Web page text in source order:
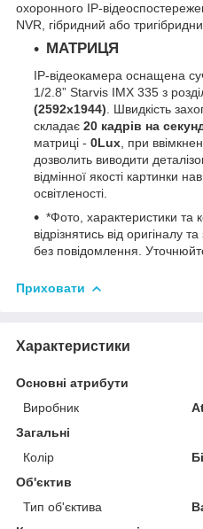
охоронного IP-
NVR, гібридний або
МАТРИЦЯ
IP-відеокамера оснащена
1/2.8” Starvis IMX 335 з
(2592x1944) . Швидкість
складає 20 кадрів на
матриці - 0Lux , при
дозволить виводити
відмінної якості картинки
освітленості.
*Фото, характеристики та
відрізнятись від оригіналу
без повідомлення.
Приховати
Характеристики
Основні атрибути
Виробник
Загальні
Колір
Об'єктив
Тип об'єктива